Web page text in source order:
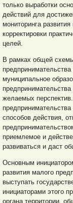
только выработки
действий для
мониторинга
корректировки
целей.
В рамках общей
муниципальное
желаемых
способов действия,
приемлемое и
развиваться и даст
Основным
развития малого
выступать
инициаторами этого
органа территории,